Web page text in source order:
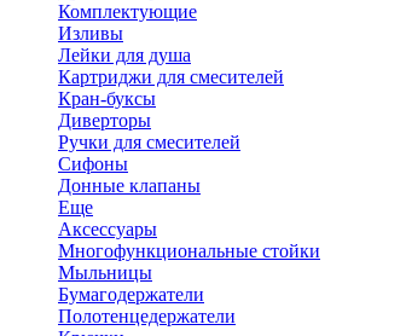
Комплектующие
Изливы
Лейки для душа
Картриджи для смесителей
Кран-буксы
Диверторы
Ручки для смесителей
Сифоны
Донные клапаны
Еще
Аксессуары
Многофункциональные стойки
Мыльницы
Бумагодержатели
Полотенцедержатели